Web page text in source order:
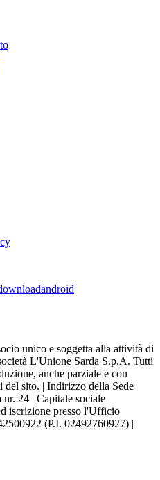
android
unico e soggetta alla attività di
L'Unione Sarda S.p.A. Tutti
anche parziale e con
del sito. | Indirizzo della Sede
24 | Capitale sociale
iscrizione presso l'Ufficio
(P.I. 02492760927) |